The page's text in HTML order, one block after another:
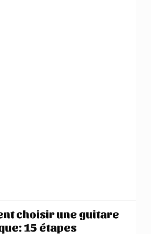
choisir une guitare
15 étapes